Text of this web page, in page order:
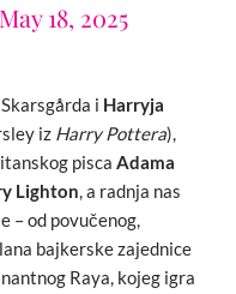
May 18, 2025
i Harryja
iz Harry Pottera),
pisca Adama
Lighton, a radnja nas
– od povučenog,
bajkerske zajednice
Raya, kojeg igra